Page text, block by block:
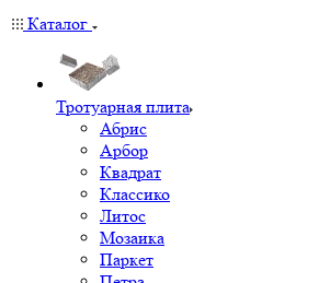
Каталог
Тротуарная плита
Абрис
Арбор
Квадрат
Классико
Литос
Мозаика
Паркет